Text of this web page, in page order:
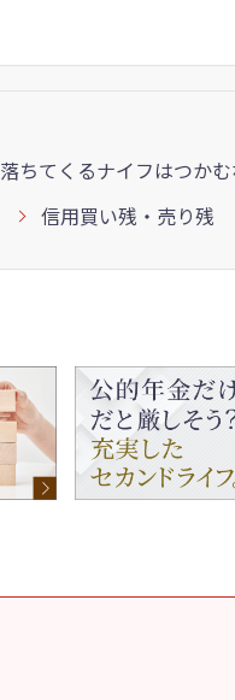
落ちてくるナイフはつか
信用買い残・売り残